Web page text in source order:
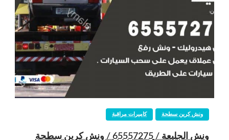
كاميرات مراقبة ونش كرين سطحة
ونش الجليعة / 65557275 / ونش كرين سطحة